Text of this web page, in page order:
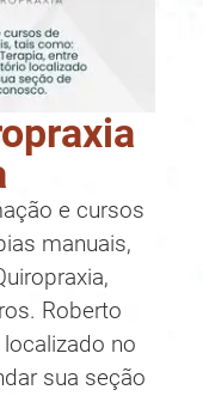
e cursos
manuais,
Roberto
no
sua seção